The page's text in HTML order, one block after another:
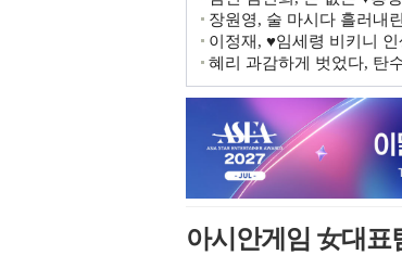
장원영, 술 마시다 흘러내
이정재, ♥임세령 비키니
혜리 과감하게 벗었다, 탄
아시안게임 女대표